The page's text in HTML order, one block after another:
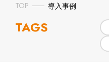
TOP 導入事例
TAGS